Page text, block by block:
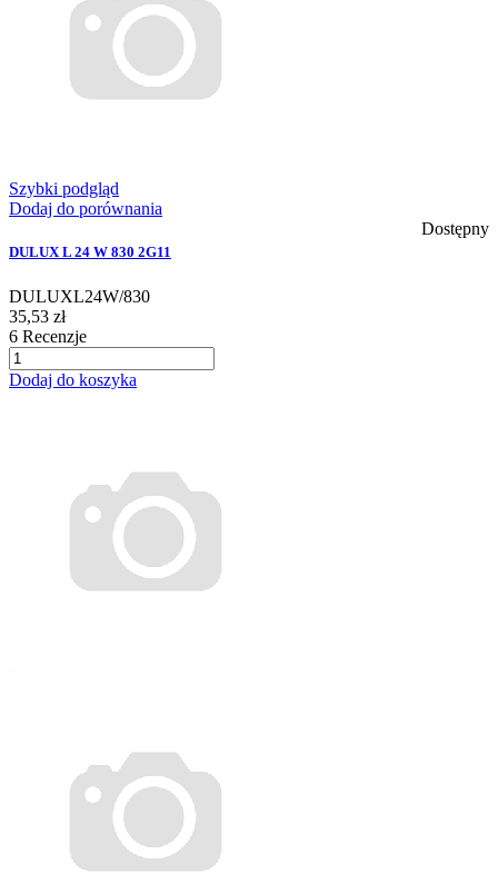
Szybki podgląd
Dodaj do porównania
Dostępny
DULUX L 24 W 830 2G11
DULUXL24W/830
35,53 zł
6 Recenzje
Dodaj do koszyka